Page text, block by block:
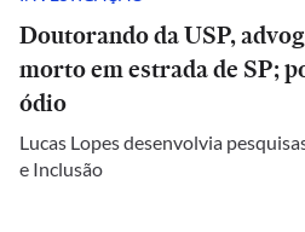
Doutorando da USP,
morto em estrada de SP;
ódio
Lucas Lopes desenvolvia
e Inclusão